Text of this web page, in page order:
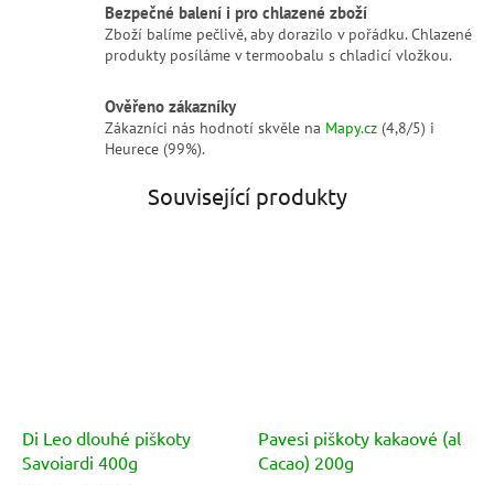
Bezpečné balení i pro chlazené zboží
Zboží balíme pečlivě, aby dorazilo v pořádku. Chlazené
produkty posíláme v termoobalu s chladicí vložkou.
Ověřeno zákazníky
Zákazníci nás hodnotí skvěle na Mapy.cz (4,8/5) i
Heurece (99%).
Související produkty
Di Leo dlouhé piškoty
Savoiardi 400g
Pavesi piškoty kakaové (al
Cacao) 200g